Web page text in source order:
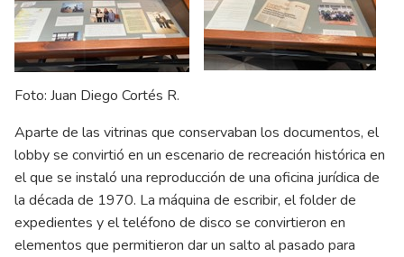
Foto: Juan Diego Cortés R.
Aparte de las vitrinas que conservaban los documentos, el
lobby se convirtió en un escenario de recreación histórica en
el que se instaló una reproducción de una oficina jurídica de
la década de 1970. La máquina de escribir, el folder de
expedientes y el teléfono de disco se convirtieron en
elementos que permitieron dar un salto al pasado para